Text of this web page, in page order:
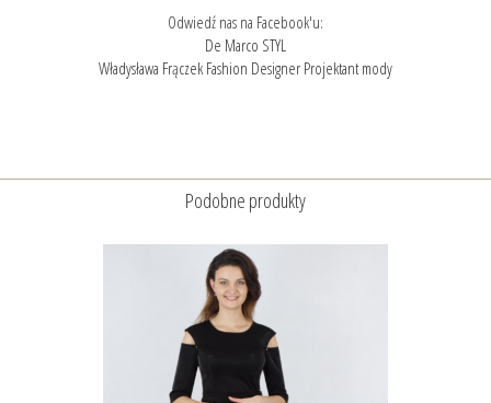
Odwiedź nas na Facebook'u:
De Marco STYL
Władysława Frączek Fashion Designer Projektant mody
Podobne produkty